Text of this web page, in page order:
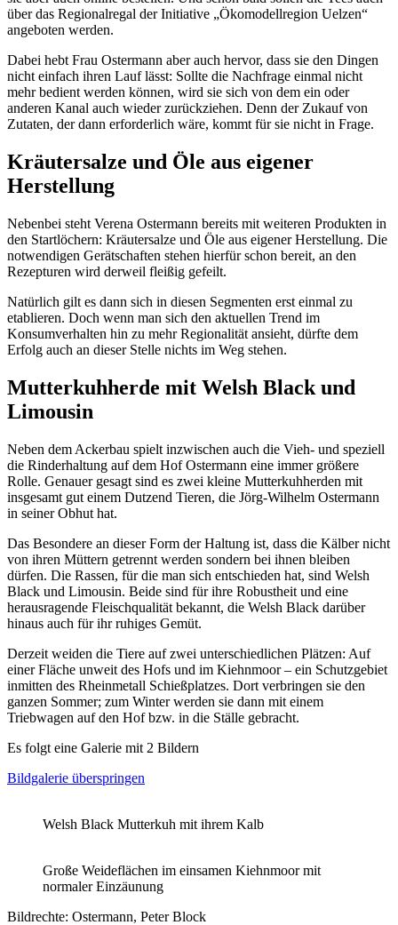
über das Regionalregal der Initiative „Ökomodellregion Uelzen“
angeboten werden.
Dabei hebt Frau Ostermann aber auch hervor, dass sie den Dingen
nicht einfach ihren Lauf lässt: Sollte die Nachfrage einmal nicht
mehr bedient werden können, wird sie sich von dem ein oder
anderen Kanal auch wieder zurückziehen. Denn der Zukauf von
Zutaten, der dann erforderlich wäre, kommt für sie nicht in Frage.
Kräutersalze und Öle aus eigener
Herstellung
Nebenbei steht Verena Ostermann bereits mit weiteren Produkten in
den Startlöchern: Kräutersalze und Öle aus eigener Herstellung. Die
notwendigen Gerätschaften stehen hierfür schon bereit, an den
Rezepturen wird derweil fleißig gefeilt.
Natürlich gilt es dann sich in diesen Segmenten erst einmal zu
etablieren. Doch wenn man sich den aktuellen Trend im
Konsumverhalten hin zu mehr Regionalität ansieht, dürfte dem
Erfolg auch an dieser Stelle nichts im Weg stehen.
Mutterkuhherde mit Welsh Black und
Limousin
Neben dem Ackerbau spielt inzwischen auch die Vieh- und speziell
die Rinderhaltung auf dem Hof Ostermann eine immer größere
Rolle. Genauer gesagt sind es zwei kleine Mutterkuhherden mit
insgesamt gut einem Dutzend Tieren, die Jörg-Wilhelm Ostermann
in seiner Obhut hat.
Das Besondere an dieser Form der Haltung ist, dass die Kälber nicht
von ihren Müttern getrennt werden sondern bei ihnen bleiben
dürfen. Die Rassen, für die man sich entschieden hat, sind Welsh
Black und Limousin. Beide sind für ihre Robustheit und eine
herausragende Fleischqualität bekannt, die Welsh Black darüber
hinaus auch für ihr ruhiges Gemüt.
Derzeit weiden die Tiere auf zwei unterschiedlichen Plätzen: Auf
einer Fläche unweit des Hofs und im Kiehnmoor – ein Schutzgebiet
inmitten des Rheinmetall Schießplatzes. Dort verbringen sie den
ganzen Sommer; zum Winter werden sie dann mit einem
Triebwagen auf den Hof bzw. in die Ställe gebracht.
Es folgt eine Galerie mit 2 Bildern
Bildgalerie überspringen
Welsh Black Mutterkuh mit ihrem Kalb
Große Weideflächen im einsamen Kiehnmoor mit
normaler Einzäunung
Bildrechte: Ostermann, Peter Block